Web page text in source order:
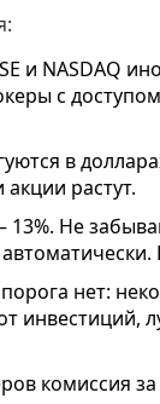
и NASDAQ
с
в
растут.
Не
нет:
комиссия за